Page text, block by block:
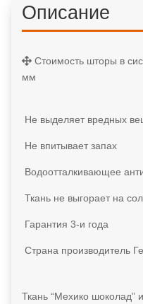
Описание
Стоимость шторы в
мм
Не выделяет вредных
Не впитывает запах
Водоотталкивающее
Ткань не выгорает на
Гарантия 3-и года
Страна производитель
Ткань “Мехико шоколад”